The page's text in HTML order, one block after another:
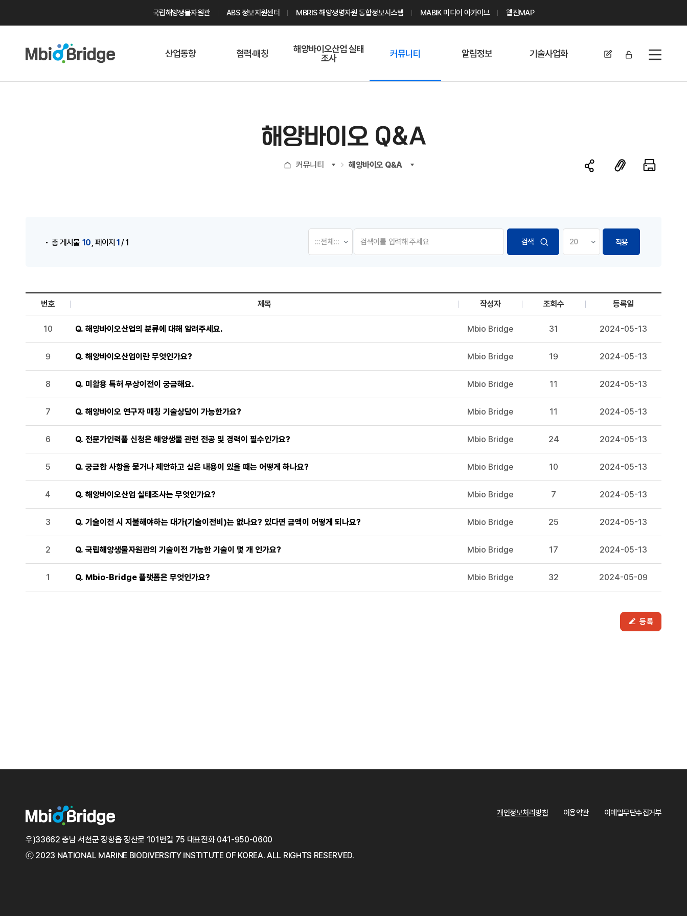
국립해양생물자원관 ABS 정보지원센터 MBRIS 해양생명자원 통합정보시스템 MABIK 미디어 아카이브 웹진MAP
전체메뉴
산업동향 협력·매칭
기업 공동연구
해양바이오산업 실태
조사
커뮤니티
지식포럼
해양바이오
기업현황
알림정보 기술사업화
해양바이오 Q&A
커뮤니티 해양바이오 Q&A
총 게시물 10 ,페이지1/ 1 적용
해양바이오 Q&A 목록으로 번호, 제목, 작성자, 조회수, 등록일로 나열 되고 있습니다.
번호 제목 작성자 조회수 등록일
10 Q. 해양바이오산업의 분류에 대해 알려주세요. Mbio Bridge 31 2024-05-13
9 Q. 해양바이오산업이란 무엇인가요? Mbio Bridge 19 2024-05-13
8 Q. 미활용 특허 무상이전이 궁금해요. Mbio Bridge 11 2024-05-13
7 Q. 해양바이오 연구자 매칭 기술상담이 가능한가요? Mbio Bridge 11 2024-05-13
6 Q. 전문가인력풀 신청은 해양생물 관련 전공 및 경력이 필수인가요? Mbio Bridge 24 2024-05-13
5 Q. 궁금한 사항을 묻거나 제안하고 싶은 내용이 있을 때는 어떻게 하나요? Mbio Bridge 10 2024-05-13
4 Q. 해양바이오산업 실태조사는 무엇인가요? Mbio Bridge 7 2024-05-13
3 Q. 기술이전 시 지불해야하는 대가(기술이전비)는 없나요? 있다면 금액이 어떻게 되나요? Mbio Bridge 25 2024-05-13
2 Q. 국립해양생물자원관의 기술이전 가능한 기술이 몇 개 인가요? Mbio Bridge 17 2024-05-13
1 Q. Mbio-Bridge 플랫폼은 무엇인가요? Mbio Bridge 32 2024-05-09
등록
개인정보처리방침 이용약관 이메일무단수집거부
우)33662 충남 서천군 장항읍 장산로 101번길 75 대표전화 041-950-0600
ⓒ 2023 NATIONAL MARINE BIODIVERSITY INSTITUTE OF KOREA. ALL RIGHTS RESERVED.